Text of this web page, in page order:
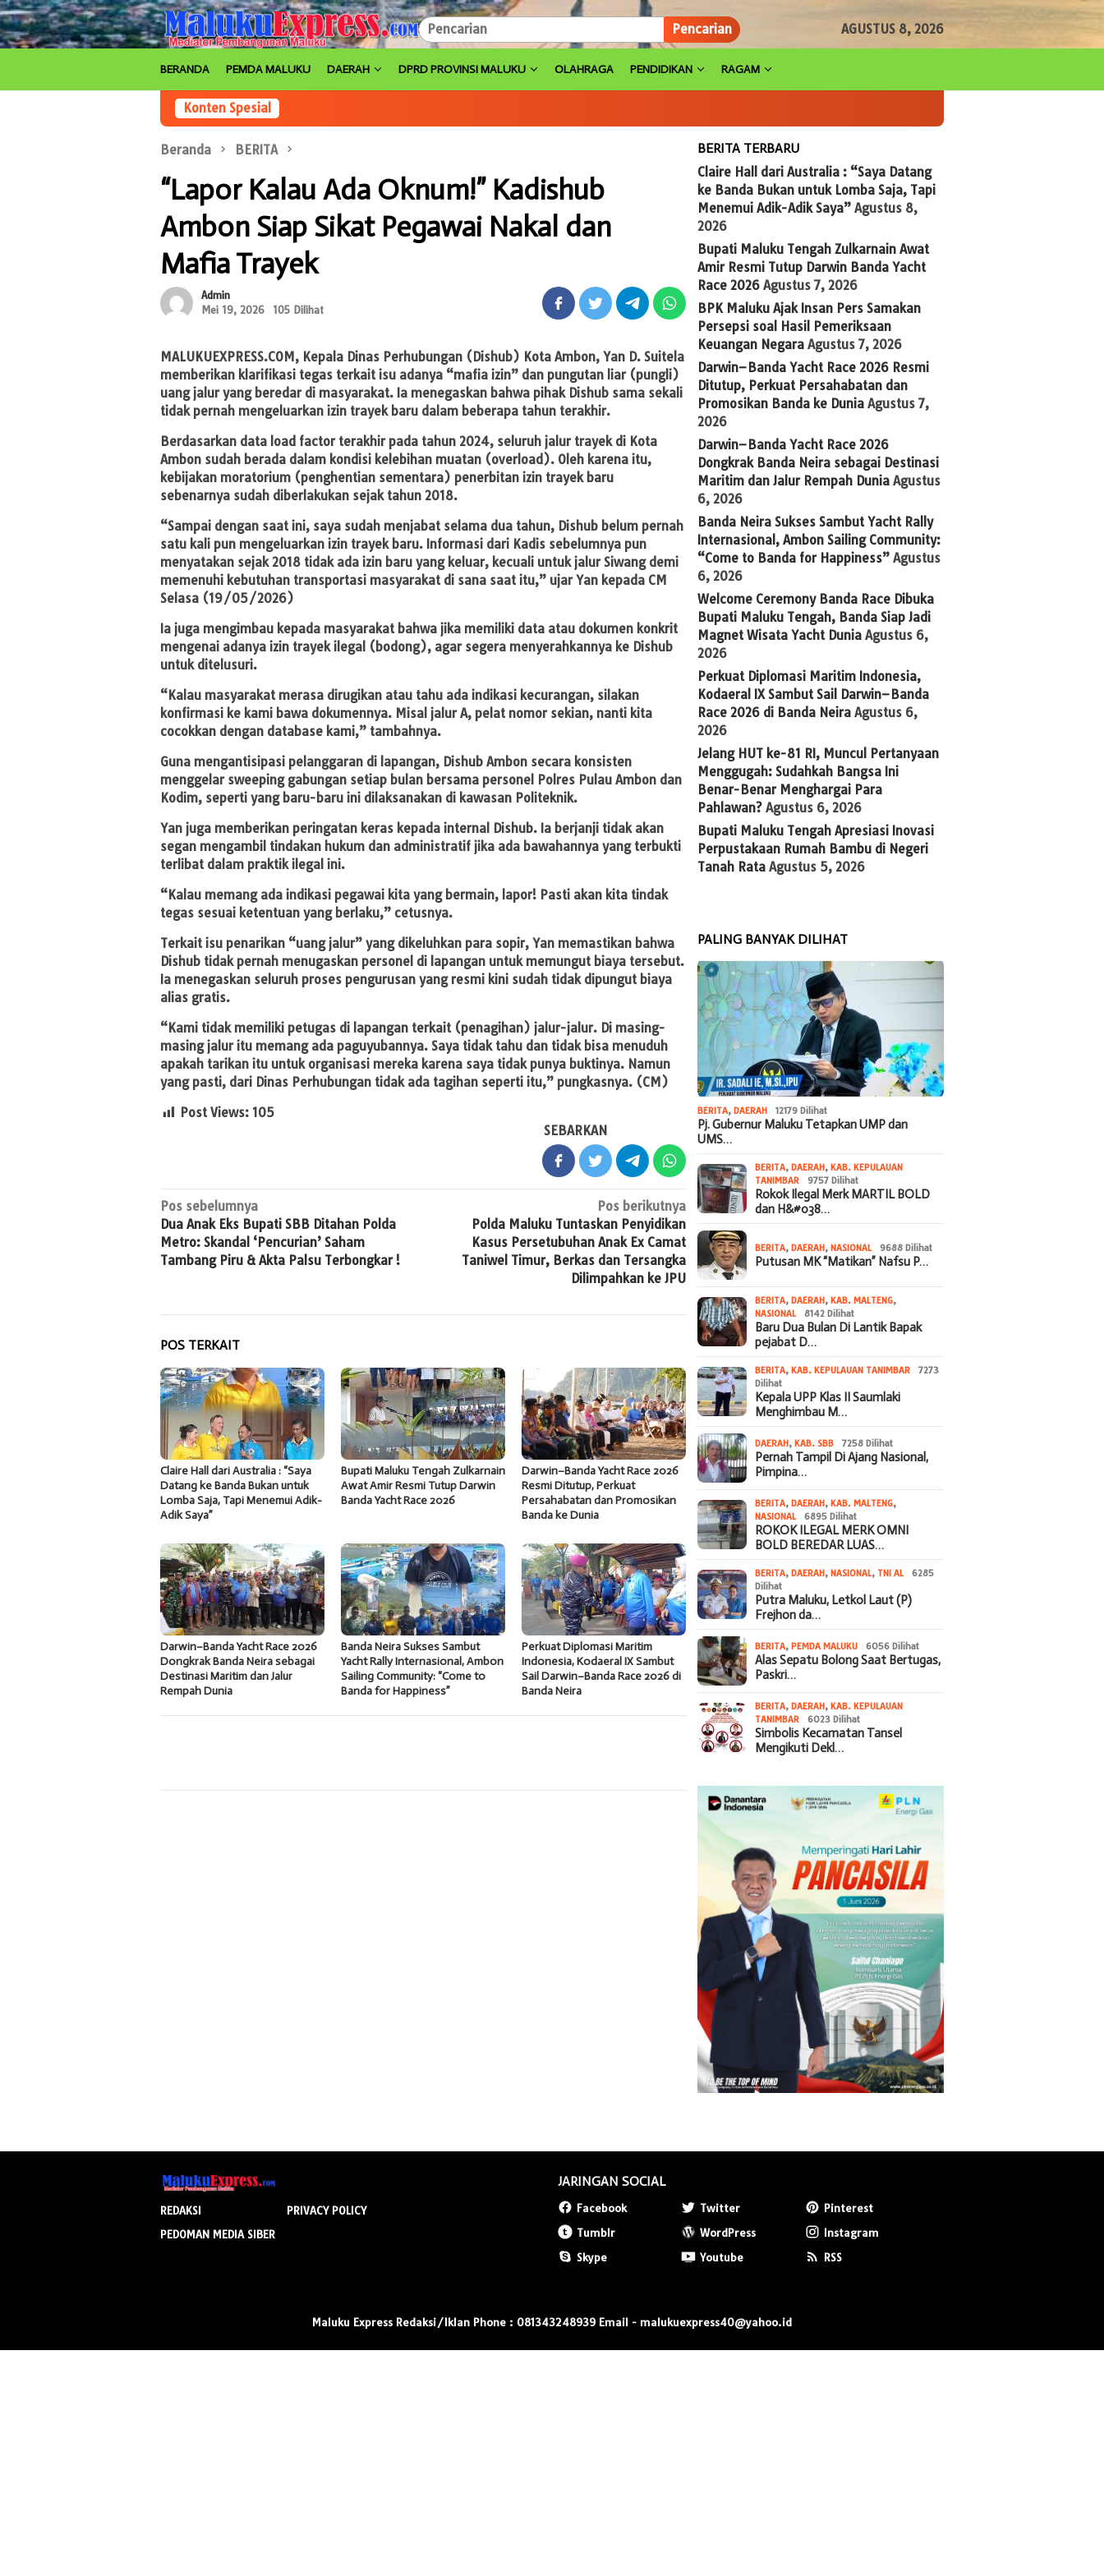
Loncat
ke
konten
Pencarian AGUSTUS 8, 2026
BERANDA PEMDA MALUKU DAERAH DPRD PROVINSI MALUKU OLAHRAGA PENDIDIKAN RAGAM
Konten Spesial
Beranda BERITA
“Lapor Kalau Ada Oknum!” Kadishub
Ambon Siap Sikat Pegawai Nakal dan
Mafia Trayek
Admin
Mei 19, 2026
105 Dilihat
MALUKUEXPRESS.COM, Kepala Dinas Perhubungan (Dishub) Kota Ambon, Yan D. Suitela
memberikan klarifikasi tegas terkait isu adanya “mafia izin” dan pungutan liar (pungli)
uang jalur yang beredar di masyarakat. Ia menegaskan bahwa pihak Dishub sama sekali
tidak pernah mengeluarkan izin trayek baru dalam beberapa tahun terakhir.
Berdasarkan data load factor terakhir pada tahun 2024, seluruh jalur trayek di Kota
Ambon sudah berada dalam kondisi kelebihan muatan (overload). Oleh karena itu,
kebijakan moratorium (penghentian sementara) penerbitan izin trayek baru
sebenarnya sudah diberlakukan sejak tahun 2018.
“Sampai dengan saat ini, saya sudah menjabat selama dua tahun, Dishub belum pernah
satu kali pun mengeluarkan izin trayek baru. Informasi dari Kadis sebelumnya pun
menyatakan sejak 2018 tidak ada izin baru yang keluar, kecuali untuk jalur Siwang demi
memenuhi kebutuhan transportasi masyarakat di sana saat itu,” ujar Yan kepada CM
Selasa (19/05/2026)
Ia juga mengimbau kepada masyarakat bahwa jika memiliki data atau dokumen konkrit
mengenai adanya izin trayek ilegal (bodong), agar segera menyerahkannya ke Dishub
untuk ditelusuri.
“Kalau masyarakat merasa dirugikan atau tahu ada indikasi kecurangan, silakan
konfirmasi ke kami bawa dokumennya. Misal jalur A, pelat nomor sekian, nanti kita
cocokkan dengan database kami,” tambahnya.
Guna mengantisipasi pelanggaran di lapangan, Dishub Ambon secara konsisten
menggelar sweeping gabungan setiap bulan bersama personel Polres Pulau Ambon dan
Kodim, seperti yang baru-baru ini dilaksanakan di kawasan Politeknik.
Yan juga memberikan peringatan keras kepada internal Dishub. Ia berjanji tidak akan
segan mengambil tindakan hukum dan administratif jika ada bawahannya yang terbukti
terlibat dalam praktik ilegal ini.
“Kalau memang ada indikasi pegawai kita yang bermain, lapor! Pasti akan kita tindak
tegas sesuai ketentuan yang berlaku,” cetusnya.
Terkait isu penarikan “uang jalur” yang dikeluhkan para sopir, Yan memastikan bahwa
Dishub tidak pernah menugaskan personel di lapangan untuk memungut biaya tersebut.
Ia menegaskan seluruh proses pengurusan yang resmi kini sudah tidak dipungut biaya
alias gratis.
“Kami tidak memiliki petugas di lapangan terkait (penagihan) jalur-jalur. Di masing-
masing jalur itu memang ada paguyubannya. Saya tidak tahu dan tidak bisa menuduh
apakah tarikan itu untuk organisasi mereka karena saya tidak punya buktinya. Namun
yang pasti, dari Dinas Perhubungan tidak ada tagihan seperti itu,” pungkasnya. (CM)
Post Views: 105
SEBARKAN
Navigasi
pos
Pos sebelumnya
Dua Anak Eks Bupati SBB Ditahan Polda
Metro: Skandal ‘Pencurian’ Saham
Tambang Piru & Akta Palsu Terbongkar !
Pos berikutnya
Polda Maluku Tuntaskan Penyidikan
Kasus Persetubuhan Anak Ex Camat
Taniwel Timur, Berkas dan Tersangka
Dilimpahkan ke JPU
POS TERKAIT
Claire Hall dari Australia : “Saya
Datang ke Banda Bukan untuk
Lomba Saja, Tapi Menemui Adik-
Adik Saya”
Bupati Maluku Tengah Zulkarnain
Awat Amir Resmi Tutup Darwin
Banda Yacht Race 2026
Darwin–Banda Yacht Race 2026
Resmi Ditutup, Perkuat
Persahabatan dan Promosikan
Banda ke Dunia
Darwin–Banda Yacht Race 2026
Dongkrak Banda Neira sebagai
Destinasi Maritim dan Jalur
Rempah Dunia
Banda Neira Sukses Sambut
Yacht Rally Internasional, Ambon
Sailing Community: “Come to
Banda for Happiness”
Perkuat Diplomasi Maritim
Indonesia, Kodaeral IX Sambut
Sail Darwin–Banda Race 2026 di
Banda Neira
BERITA TERBARU
Claire Hall dari Australia : “Saya Datang
ke Banda Bukan untuk Lomba Saja, Tapi
Menemui Adik-Adik Saya” Agustus 8,
2026
Bupati Maluku Tengah Zulkarnain Awat
Amir Resmi Tutup Darwin Banda Yacht
Race 2026 Agustus 7, 2026
BPK Maluku Ajak Insan Pers Samakan
Persepsi soal Hasil Pemeriksaan
Keuangan Negara Agustus 7, 2026
Darwin–Banda Yacht Race 2026 Resmi
Ditutup, Perkuat Persahabatan dan
Promosikan Banda ke Dunia Agustus 7,
2026
Darwin–Banda Yacht Race 2026
Dongkrak Banda Neira sebagai Destinasi
Maritim dan Jalur Rempah Dunia Agustus
6, 2026
Banda Neira Sukses Sambut Yacht Rally
Internasional, Ambon Sailing Community:
“Come to Banda for Happiness” Agustus
6, 2026
Welcome Ceremony Banda Race Dibuka
Bupati Maluku Tengah, Banda Siap Jadi
Magnet Wisata Yacht Dunia Agustus 6,
2026
Perkuat Diplomasi Maritim Indonesia,
Kodaeral IX Sambut Sail Darwin–Banda
Race 2026 di Banda Neira Agustus 6,
2026
Jelang HUT ke-81 RI, Muncul Pertanyaan
Menggugah: Sudahkah Bangsa Ini
Benar-Benar Menghargai Para
Pahlawan? Agustus 6, 2026
Bupati Maluku Tengah Apresiasi Inovasi
Perpustakaan Rumah Bambu di Negeri
Tanah Rata Agustus 5, 2026
PALING BANYAK DILIHAT
BERITA,DAERAH 12179 Dilihat
Pj. Gubernur Maluku Tetapkan UMP dan
UMS…
BERITA,DAERAH,KAB. KEPULAUAN
TANIMBAR
9757 Dilihat
Rokok Ilegal Merk MARTIL BOLD
dan H&#038…
BERITA,DAERAH,NASIONAL 9688 Dilihat
Putusan MK “Matikan” Nafsu P…
BERITA,DAERAH,KAB. MALTENG,
NASIONAL
8142 Dilihat
Baru Dua Bulan Di Lantik Bapak
pejabat D…
BERITA,KAB. KEPULAUAN TANIMBAR
7273
Dilihat
Kepala UPP Klas II Saumlaki
Menghimbau M…
DAERAH,KAB. SBB 7258 Dilihat
Pernah Tampil Di Ajang Nasional,
Pimpina…
BERITA,DAERAH,KAB. MALTENG,
NASIONAL
6895 Dilihat
ROKOK ILEGAL MERK OMNI
BOLD BEREDAR LUAS…
BERITA,DAERAH,NASIONAL, TNI AL
6285
Dilihat
Putra Maluku, Letkol Laut (P)
Frejhon da…
BERITA,PEMDA MALUKU 6056 Dilihat
Alas Sepatu Bolong Saat Bertugas,
Paskri…
BERITA,DAERAH,KAB. KEPULAUAN
TANIMBAR
6023 Dilihat
Simbolis Kecamatan Tansel
Mengikuti Dekl…
REDAKSI
PRIVACY POLICY
PEDOMAN MEDIA SIBER
JARINGAN SOCIAL
Facebook Twitter
Pinterest
Tumblr
WordPress
Instagram
Skype
Youtube RSS
Maluku Express Redaksi/Iklan Phone : 081343248939 Email - malukuexpress40@yahoo.id